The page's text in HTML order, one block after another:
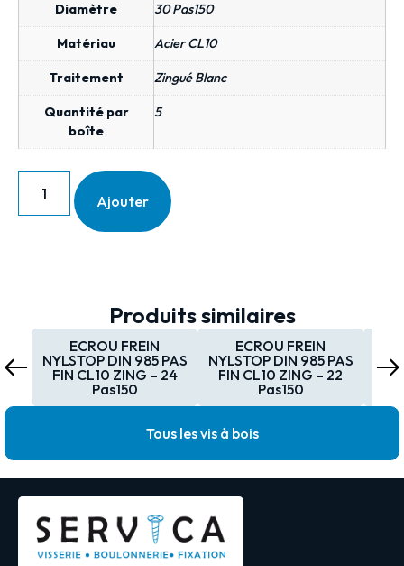
Diamètre 30 Pas150
Matériau Acier CL10
Traitement Zingué Blanc
Quantité par
boîte
5
Ajouter
Produits similaires
ECROU FREIN
NYLSTOP DIN 985 PAS
FIN CL10 ZING – 24
Pas150
ECROU FREIN
NYLSTOP DIN 985 PAS
FIN CL10 ZING – 22
Pas150
Tous les vis à bois